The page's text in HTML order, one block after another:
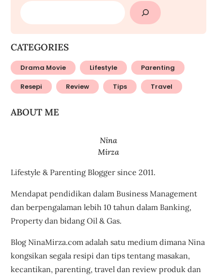
SEARCH
CATEGORIES
Drama Movie Lifestyle Parenting
Resepi Review Tips Travel
ABOUT ME
Nina
Mirza
Lifestyle & Parenting Blogger since 2011.
Mendapat pendidikan dalam Business Management
dan berpengalaman lebih 10 tahun dalam Banking,
Property dan bidang Oil & Gas.
Blog NinaMirza.com adalah satu medium dimana Nina
kongsikan segala resipi dan tips tentang masakan,
kecantikan, parenting, travel dan review produk dan